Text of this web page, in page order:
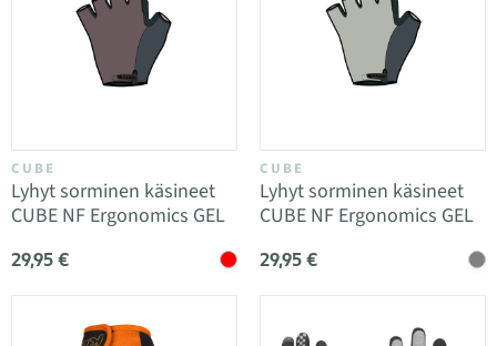
CUBE
Lyhyt sorminen käsineet
CUBE NF Ergonomics GEL
29,95 €
CUBE
Lyhyt sorminen käsineet
CUBE NF Ergonomics GEL
29,95 €